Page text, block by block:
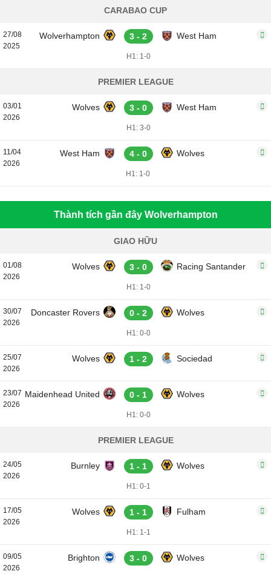
CARABAO CUP
27/08
2025
Wolverhampton 3 - 2 West Ham
H1: 1-0
PREMIER LEAGUE
03/01
2026
Wolves 3 - 0 West Ham
H1: 3-0
11/04
2026
West Ham 4 - 0 Wolves
H1: 1-0
Thành tích gần đây Wolverhampton
GIAO HỮU
01/08
2026
Wolves 3 - 0 Racing Santander
H1: 1-0
30/07
2026
Doncaster Rovers 0 - 2 Wolves
H1: 0-0
25/07
2026
Wolves 1 - 2 Sociedad
23/07
2026
Maidenhead United 0 - 1 Wolves
H1: 0-0
PREMIER LEAGUE
24/05
2026
Burnley 1 - 1 Wolves
H1: 0-1
17/05
2026
Wolves 1 - 1 Fulham
H1: 1-1
09/05
2026
Brighton 3 - 0 Wolves